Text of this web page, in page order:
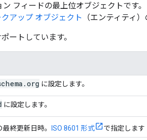
フィードの最上位オブジェクトです
アップ オブジェクト （エンティティ
ートしています。
. org に設定します。
に設定します。
終更新日時。 ISO 8601 形式 で指定します